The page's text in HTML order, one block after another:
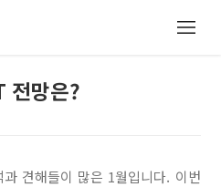
전망은?
견해들이 많은 1월입니다. 이번